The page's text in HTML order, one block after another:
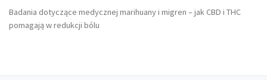
Badania dotyczące medycznej marihuany i migren – jak CBD i THC
pomagają w redukcji bólu